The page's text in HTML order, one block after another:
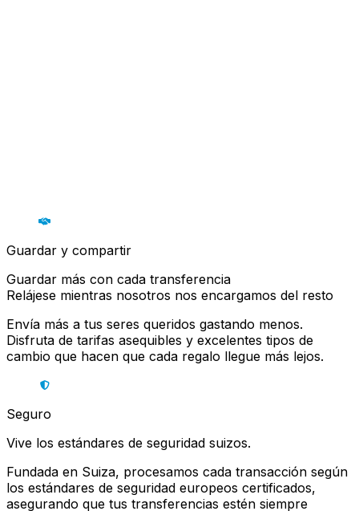
Guardar y compartir
Guardar más con cada transferencia
Relájese mientras nosotros nos encargamos del resto
Envía más a tus seres queridos gastando menos.
Disfruta de tarifas asequibles y excelentes tipos de
cambio que hacen que cada regalo llegue más lejos.
Seguro
Vive los estándares de seguridad suizos.
Fundada en Suiza, procesamos cada transacción según
los estándares de seguridad europeos certificados,
asegurando que tus transferencias estén siempre